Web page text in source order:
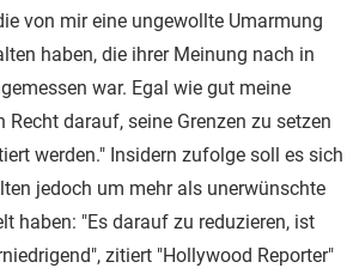
von mir eine ungewollte Umarmung
haben, die ihrer Meinung nach in
war. Egal wie gut meine
Recht darauf, seine Grenzen zu setzen
werden." Insidern zufolge soll es sich
jedoch um mehr als unerwünschte
haben: "Es darauf zu reduzieren, ist
zitiert "Hollywood Reporter"